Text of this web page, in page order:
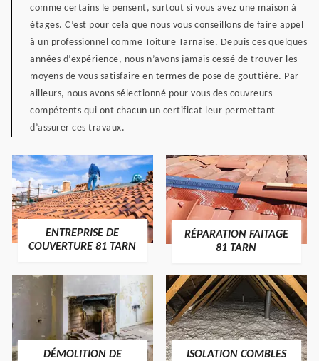
comme certains le pensent, surtout si vous avez une maison à
étages. C’est pour cela que nous vous conseillons de faire appel
à un professionnel comme Toiture Tarnaise. Depuis ces quelques
années d’expérience, nous n’avons jamais cessé de trouver les
moyens de vous satisfaire en termes de pose de gouttière. Par
ailleurs, nous avons sélectionné pour vous des couvreurs
compétents qui ont chacun un certificat leur permettant
d’assurer ces travaux.
ENTREPRISE DE
COUVERTURE 81 TARN
RÉPARATION FAITAGE
81 TARN
DÉMOLITION DE
ISOLATION COMBLES